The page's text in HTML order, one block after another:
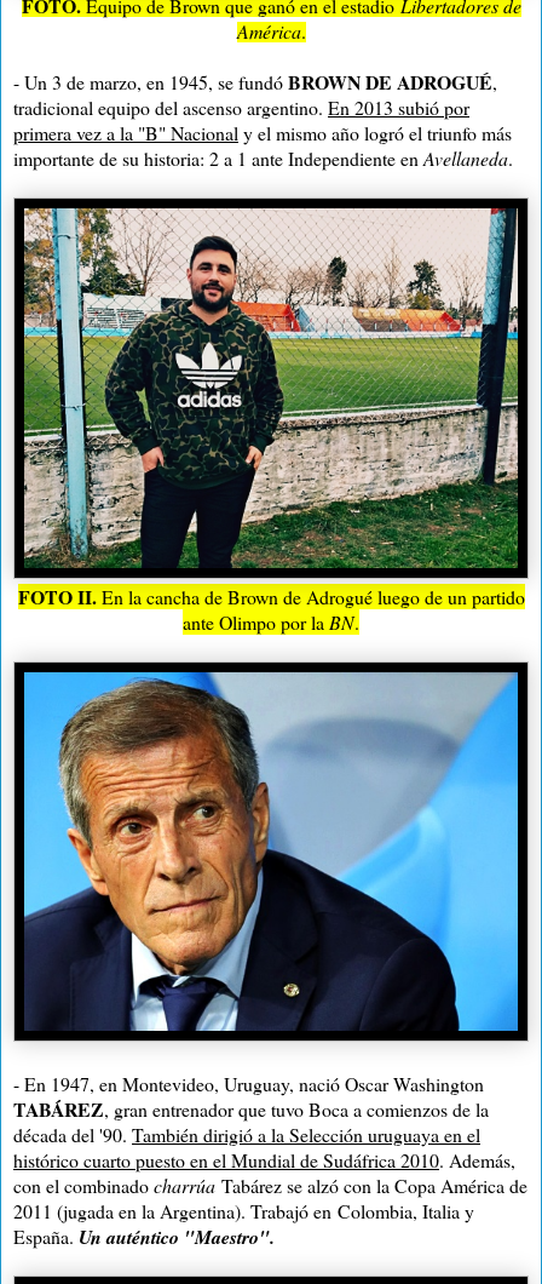
Equipo de Brown que ganó en el estadio Libertadores de
América.
- Un 3 de marzo, en 1945, se fundóBROWN DE ADROGUÉ,
tradicional equipo del ascenso argentino. En 2013 subió por
primera vez a la "B" Nacional y el mismo año logró el triunfo más
importante de su historia: 2 a 1 ante Independiente en Avellaneda.
FOTO II.En la cancha de Brown de Adrogué luego de un partido
ante Olimpo por la BN.
- En 1947, en Montevideo, Uruguay, nació Oscar Washington
TABÁREZ, gran entrenador que tuvo Boca a comienzos de la
década del '90. También dirigió a la Selección uruguaya en el
histórico cuarto puesto en el Mundial de Sudáfrica 2010. Además,
con el combinadocharrúa Tabárez se alzó con la Copa América de
2011 (jugada en la Argentina). Trabajó en Colombia, Italia y
España. Un auténtico "Maestro".